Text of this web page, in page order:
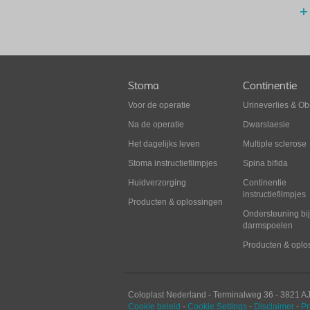
Stoma
Voor de operatie
Na de operatie
Het dagelijks leven
Stoma instructiefilmpjes
Huidverzorging
Producten & oplossingen
Continentie
Urineverlies&
Dwarslaesie
Multiple sclerose
Spina bifida
Continentie
instructiefilmpjes
Ondersteuning bij
darmspoelen
Producten &
Coloplast Nederland - Terminalweg 36 - 3821 AJ
Cookie beleid - Cookie Settings - Disclaimer -